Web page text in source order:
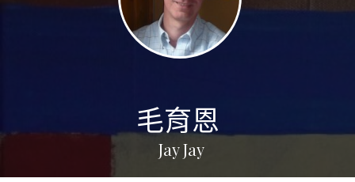
毛育恩
Jay Jay